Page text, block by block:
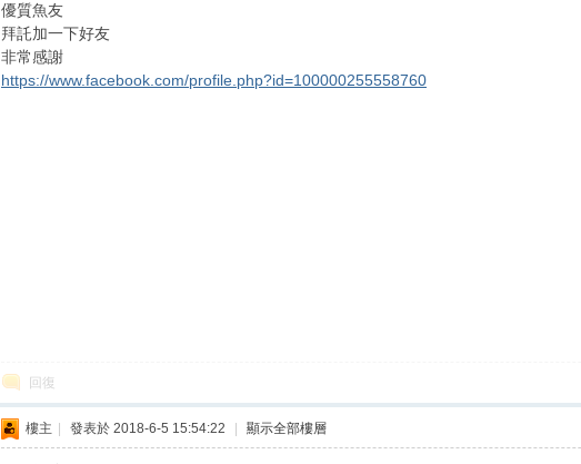
優質魚友
拜託加一下好友
非常感謝
https://www.facebook.com/profile.php?id=100000255558760
回復
樓主 發表於 2018-6-5 15:54:22 顯示全部樓層